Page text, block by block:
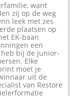
want
zij op de weg
leek met zes
plaatsen op
EK-baan
een
bij de junior-
Elke
moet je
uit de
van Restore